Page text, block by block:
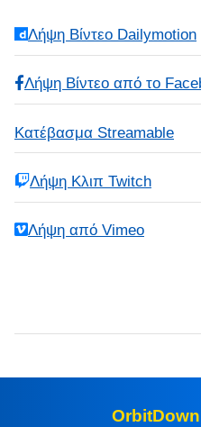
Λήψη Βίντεο Dailymotion
Λήψη Βίντεο από το
Κατέβασμα Streamable
Λήψη Κλιπ Twitch
Λήψη από Vimeo